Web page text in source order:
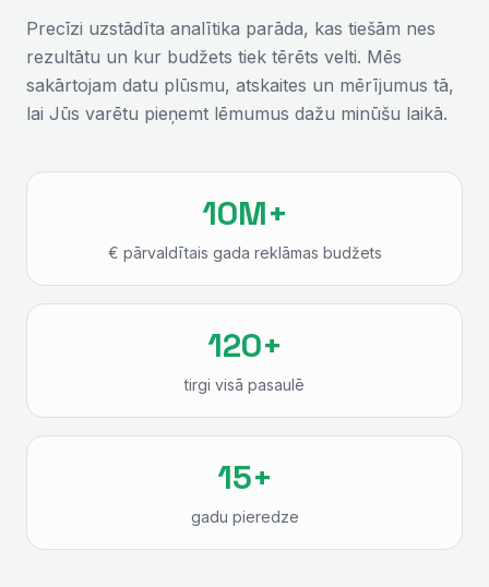
Precīzi uzstādīta analītika parāda, kas tiešām nes
rezultātu un kur budžets tiek tērēts velti. Mēs
sakārtojam datu plūsmu, atskaites un mērījumus tā,
lai Jūs varētu pieņemt lēmumus dažu minūšu laikā.
10M+
€ pārvaldītais gada reklāmas budžets
120+
tirgi visā pasaulē
15+
gadu pieredze